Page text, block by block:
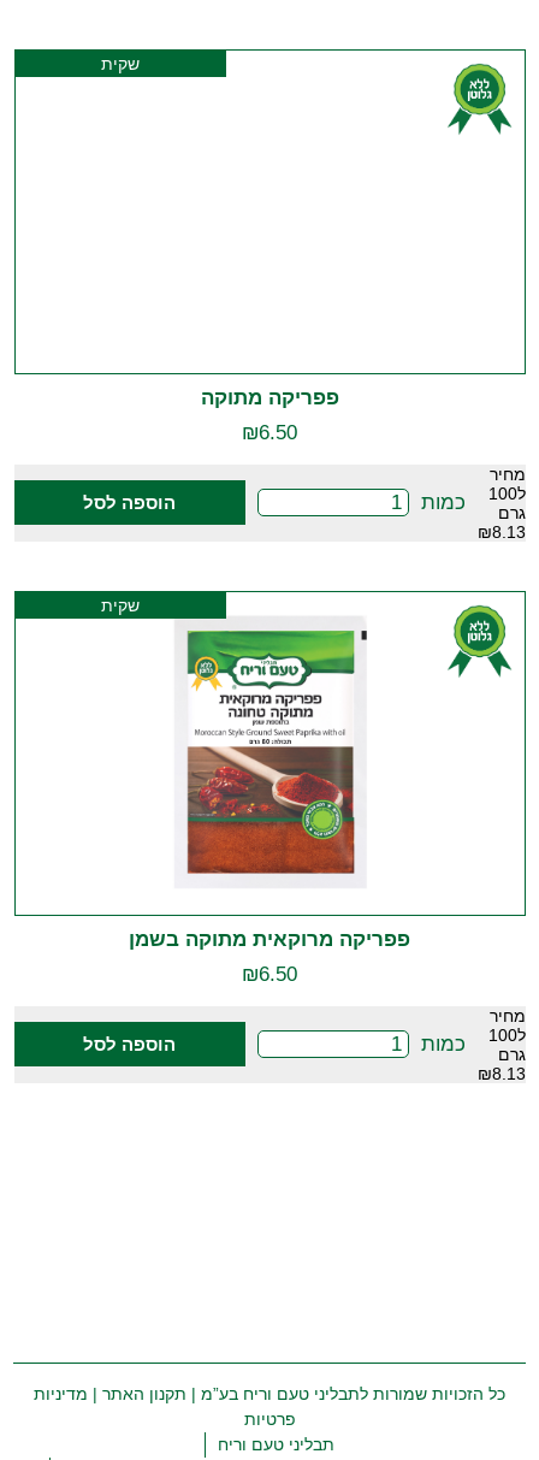
שקית
פפריקה מתוקה
₪6.50
מחיר
ל100
גרם
₪8.13
כמות הוספה לסל
שקית
פפריקה מרוקאית מתוקה בשמן
₪6.50
מחיר
ל100
גרם
₪8.13
כמות הוספה לסל
כל הזכויות שמורות לתבליני טעם וריח בע”מ | תקנון האתר | מדיניות
פרטיות
תבליני טעם וריח